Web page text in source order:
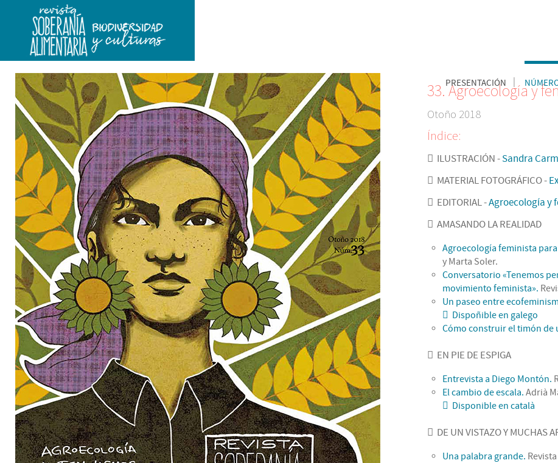
PRESENTACIÓN
33. Agroecología y
Otoño 2018
Índice:
ILUSTRACIÓN -Sandra
MATERIAL FOTOGRÁFICO -
EDITORIAL -Agroecología y
AMASANDO LA REALIDAD
Agroecología feminista
y Marta Soler.
Conversatorio «Tenemos
movimiento feminista».
Un paseo entre
Dispoñible en galego
Cómo construir el timón de
EN PIE DE ESPIGA
Entrevista a Diego Montón.
El cambio de escala. Adrià
Disponible en català
DE UN VISTAZO Y MUCHAS
Una palabra grande.